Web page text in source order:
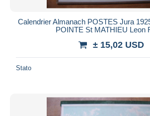
Calendrier Almanach POSTES Jura
POINTE St MATHIEU Leon
± 15,02 USD
Stato